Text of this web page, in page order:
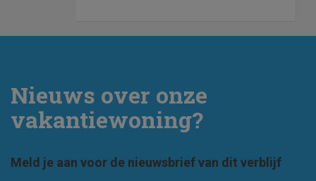
Nieuws over onze
vakantiewoning?
Meld je aan voor de nieuwsbrief van dit verblijf